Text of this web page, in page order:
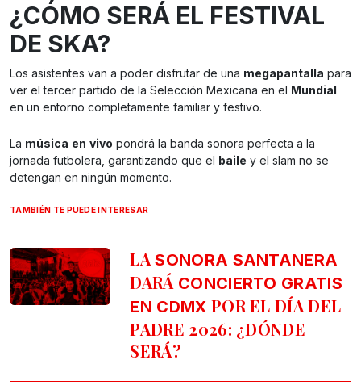
¿CÓMO SERÁ EL FESTIVAL
DE SKA?
Los asistentes van a poder disfrutar de una megapantalla para
ver el tercer partido de la Selección Mexicana en el
Mundial
en un entorno completamente familiar y festivo.
La música en vivo pondrá la banda sonora perfecta a la
jornada futbolera, garantizando que el
baile y el slam no se
detengan en ningún momento.
TAMBIÉN TE PUEDE INTERESAR
LASONORA SANTANERA
DARÁ CONCIERTO GRATIS
EN CDMX POR EL DÍA DEL
PADRE 2026: ¿DÓNDE
SERÁ?